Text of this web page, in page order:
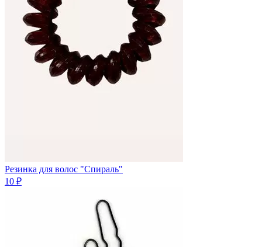
Резинка для волос "Спираль"
10 ₽